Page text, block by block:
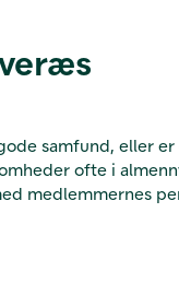
samfund, eller
ofte i
medlemmernes